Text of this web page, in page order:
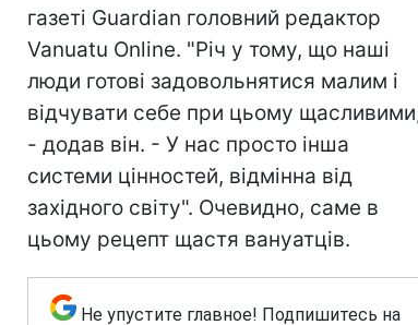
газеті Guardian головний редактор
Vanuatu Online. "Річ у тому, що наші
люди готові задовольнятися малим і
відчувати себе при цьому
- додав він. - У нас просто інша
системи цінностей, відмінна від
західного світу". Очевидно, саме в
цьому рецепт щастя вануатців.
Не упустите главное! Подпишитесь на